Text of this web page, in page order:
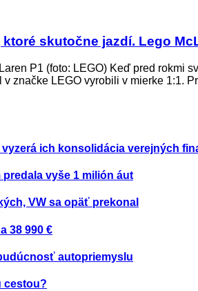
skutočne jazdí. Lego
P1 (foto: LEGO) Keď pred rokmi
značke LEGO vyrobili v mierke
ich konsolidácia verejných
vyše 1 milión áut
VW sa opäť prekonal
38 990 €
autopriemyslu
cestou?